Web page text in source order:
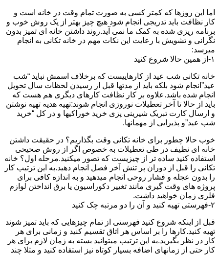
اما این روزها که کمتر کسی به صورت تمام وقت در خانه است و
کار نظافت باید تدریجی انجام شود هیچ چیز بهتر از یک روش خوب و
برنامه ریزی شده به کمک ما نمی آید.روند داشتن خانه ای تمیز بدون
نگرانی و تشویش با رعایت این نکات مهم در خانه تکانی به انجام
میرسد:
۱-از همین حالا شروع کنید
خانه تکانی شب عید از کارهاییست که برخلاف اسمش نباید “شب
عید”انجام شود بلکه باید از مدتها قبل از رسیدن لحظات سال تحویل
انجام شده باشد.علاوه بر کار نظافت کارهای دیگری هم هست که
باید از حالا تا آخر تعطیلات نوروزی انجام شوند:تهیه هدیه تهیه نوشتن
و ارسال کارت تبریک شیرینی پزی خرید خوراکیها و در کل “خرید
شب عید”و پذیرایی از مهمانها.
خوب حالا چطور برای خانه تکانی وقت بگذاریم؟ در حقیقت داشتن
خانه ای نظیف در طی تعطیلات به خصوص اگر از روش صحیحی
استفاده کنید ساده تر از چیزیست که تصور میکنید.مرحله اول؟ خانه
تکانی را قبل از دوران پر تنش آخر فصل انجام دهید.به این ترتیب کار
را بدون عجله و فشار روحی انجام میدهید و به اندازه کافی برای
پروژه های وقت گیری مانند تغییر دکوراسیون یا برق انداختن لوازم
فلزی زمان خواهید داشت.
۲-فهرستی تهیه کنید و آن را دو مرتبه چک کنید
قبل از اینکه شروع کنید فهرستی از تمام چیزهایی که باید تمیز شوند
تهیه کنید.کارها را بر اساس هر اتاق تقسیم کنید و زمانی برای هر
کار در نظر بگیرید.به این ترتیب میتوانید بسته به زمان لازم برای هر
کار حتی از زمانهای اضافه بسیار کوتاه نیز استفاده کنید و مثلا چند